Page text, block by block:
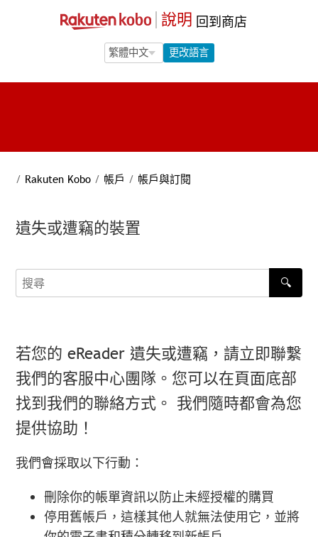
說明 回到商店
Language Selection
Language Selection
更改語言
/ Rakuten Kobo / 帳戶 / 帳戶與訂閱
遺失或遭竊的裝置
搜尋
🔍
若您的 eReader 遺失或遭竊，請立即聯繫
我們的客服中心團隊。您可以在頁面底部
找到我們的聯絡方式。 我們隨時都會為您
提供協助！
我們會採取以下行動：
刪除你的帳單資訊以防止未經授權的購買
停用舊帳戶，這樣其他人就無法使用它，並將